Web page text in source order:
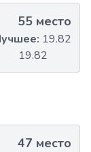
55 место
19.82
19.82
47 место